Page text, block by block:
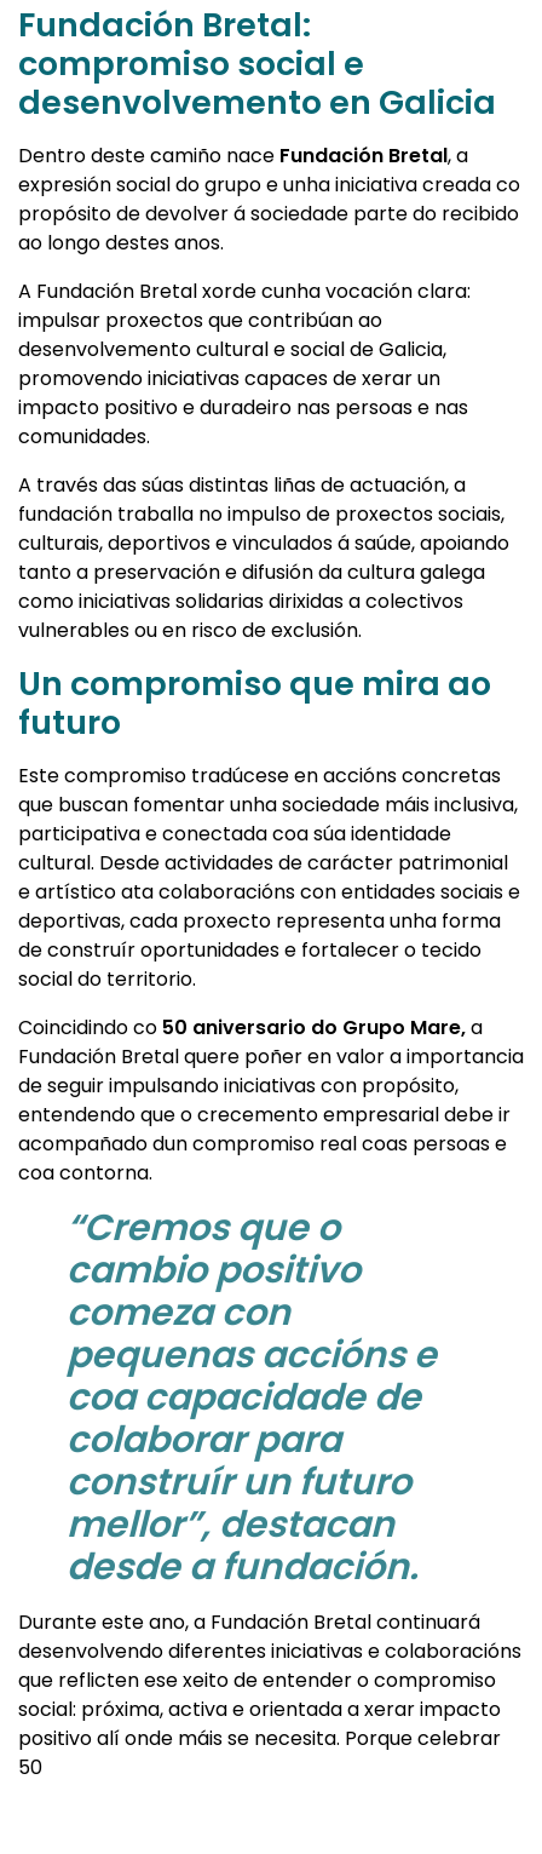
Fundación Bretal:
compromiso social e
desenvolvemento en Galicia
Dentro deste camiño nace Fundación Bretal, a
expresión social do grupo e unha iniciativa creada co
propósito de devolver á sociedade parte do recibido
ao longo destes anos.
A Fundación Bretal xorde cunha vocación clara:
impulsar proxectos que contribúan ao
desenvolvemento cultural e social de Galicia,
promovendo iniciativas capaces de xerar un
impacto positivo e duradeiro nas persoas e nas
comunidades.
A través das súas distintas liñas de actuación, a
fundación traballa no impulso de proxectos sociais,
culturais, deportivos e vinculados á saúde, apoiando
tanto a preservación e difusión da cultura galega
como iniciativas solidarias dirixidas a colectivos
vulnerables ou en risco de exclusión.
Un compromiso que mira ao
futuro
Este compromiso tradúcese en accións concretas
que buscan fomentar unha sociedade máis inclusiva,
participativa e conectada coa súa identidade
cultural. Desde actividades de carácter patrimonial
e artístico ata colaboracións con entidades sociais e
deportivas, cada proxecto representa unha forma
de construír oportunidades e fortalecer o tecido
social do territorio.
Coincidindo co 50 aniversario do Grupo Mare,a
Fundación Bretal quere poñer en valor a importancia
de seguir impulsando iniciativas con propósito,
entendendo que o crecemento empresarial debe ir
acompañado dun compromiso real coas persoas e
coa contorna.
“Cremos que o
cambio positivo
comeza con
pequenas accións e
coa capacidade de
colaborar para
construír un futuro
mellor”, destacan
desde a fundación.
Durante este ano, a Fundación Bretal continuará
desenvolvendo diferentes iniciativas e colaboracións
que reflicten ese xeito de entender o compromiso
social: próxima, activa e orientada a xerar impacto
positivo alí onde máis se necesita. Porque celebrar
50